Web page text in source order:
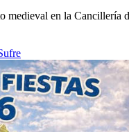
medieval en la Cancillería